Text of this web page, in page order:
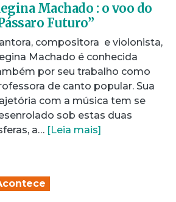
Machado : o voo do
Futuro”
compositora e violonista,
Machado é conhecida
por seu trabalho como
de canto popular. Sua
com a música tem se
sob estas duas
a… [Leia mais]